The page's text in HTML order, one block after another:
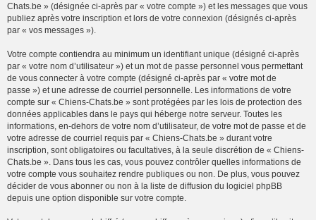
Chats.be » (désignée ci-après par « votre compte ») et les messages que vous
publiez après votre inscription et lors de votre connexion (désignés ci-après
par « vos messages »).
Votre compte contiendra au minimum un identifiant unique (désigné ci-après
par « votre nom d’utilisateur ») et un mot de passe personnel vous permettant
de vous connecter à votre compte (désigné ci-après par « votre mot de
passe ») et une adresse de courriel personnelle. Les informations de votre
compte sur « Chiens-Chats.be » sont protégées par les lois de protection des
données applicables dans le pays qui héberge notre serveur. Toutes les
informations, en-dehors de votre nom d’utilisateur, de votre mot de passe et de
votre adresse de courriel requis par « Chiens-Chats.be » durant votre
inscription, sont obligatoires ou facultatives, à la seule discrétion de « Chiens-
Chats.be ». Dans tous les cas, vous pouvez contrôler quelles informations de
votre compte vous souhaitez rendre publiques ou non. De plus, vous pouvez
décider de vous abonner ou non à la liste de diffusion du logiciel phpBB
depuis une option disponible sur votre compte.